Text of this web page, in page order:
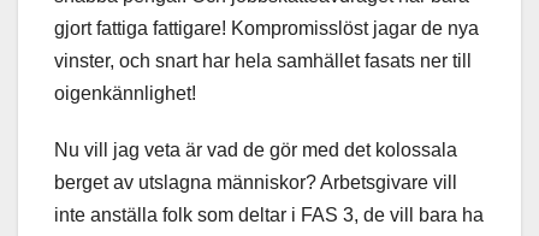
gjort fattiga fattigare! Kompromisslöst jagar de nya
vinster, och snart har hela samhället fasats ner till
oigenkännlighet!
Nu vill jag veta är vad de gör med det kolossala
berget av utslagna människor? Arbetsgivare vill
inte anställa folk som deltar i FAS 3, de vill bara ha